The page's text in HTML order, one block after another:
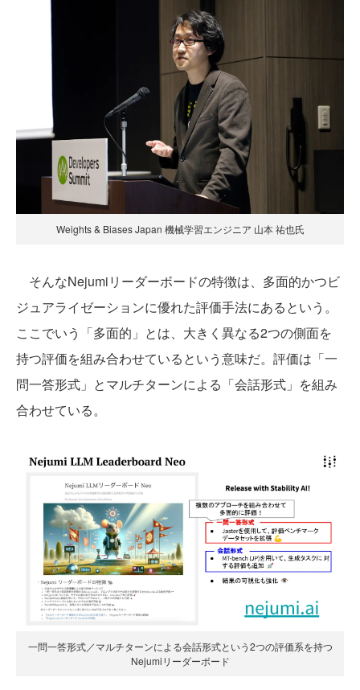
Weights & Biases Japan 機械学習エンジニア 山本 祐也氏
そんなNejumiリーダーボードの特徴は、多面的かつビ
ジュアライゼーションに優れた評価手法にあるという。
ここでいう「多面的」とは、大きく異なる2つの側面を
持つ評価を組み合わせているという意味だ。評価は「一
問一答形式」とマルチターンによる「会話形式」を組み
合わせている。
一問一答形式／マルチターンによる会話形式という2つの評価系を持つ
Nejumiリーダーボード